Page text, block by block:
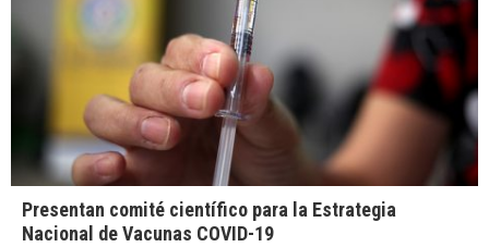
Presentan comité científico para la Estrategia
Nacional de Vacunas COVID-19